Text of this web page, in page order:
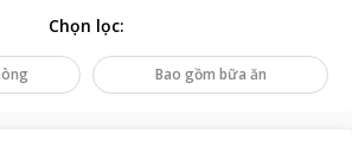
Chọn lọc:
Bao gồm bữa ăn